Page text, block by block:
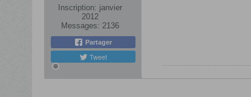
Inscription: janvier
2012
Messages: 2136
Partager
Tweet